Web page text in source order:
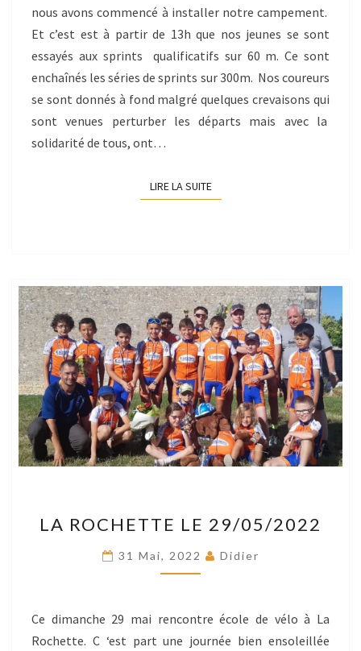
nous avons commencé à installer notre campement.
Et c’est est à partir de 13h que nos jeunes se sont
essayés aux sprints qualificatifs sur 60 m. Ce sont
enchaînés les séries de sprints sur 300m. Nos coureurs
se sont donnés à fond malgré quelques crevaisons qui
sont venues perturber les départs mais avec la
solidarité de tous, ont…
LIRE LA SUITELIRE LA SUITE
ROCHETTE
LE
29/05/2022
LA ROCHETTE LE 29/05/2022
31 Mai, 2022 Didier
Ce dimanche 29 mai rencontre école de vélo à La
Rochette. C ‘est part une journée bien ensoleillée